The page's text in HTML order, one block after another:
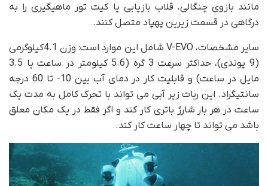
مانند بازوی چنگالی، قلاب بازیابی یا کیت تور ماهیگیری را به
درگاهی در قسمت زیرین پهپاد متصل کنند.
سایر مشخصات، V-EVO شامل این موارد است: وزن 4.1کیلوگرمی
(9 پوندی)، حداکثر سرعت 3 گره (5.6 کیلومتر در ساعت یا 3.5
مایل در ساعت) و قابلیت کار در دمای آب بین 10- تا 60 درجه
سانتیگراد. این ربات زیر آبی می تواند با تحرک کامل به مدت یک
ساعت در هر بار شارژ باتری کار کند و اگر فقط در یک مکان معلق
باشد می تواند تا چهار ساعت کار کند.